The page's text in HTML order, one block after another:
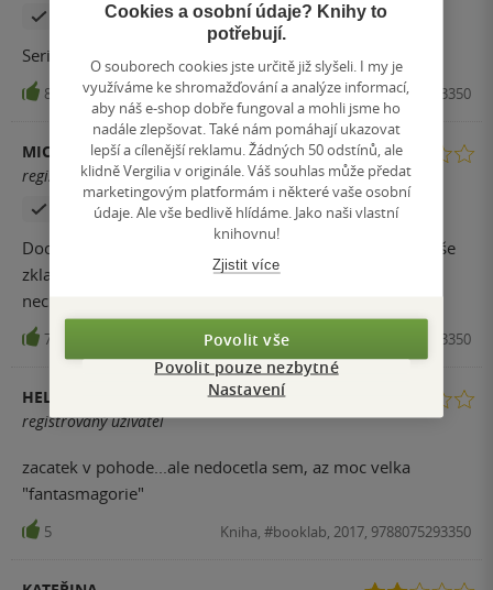
Zakoupil produkt
Seriál jsem neviděla a děj knihy nic moc
8 Kniha, #booklab, 2017, 9788075293350
MICHAELA LAURYCHOVÁ
registrovaný uživatel
Zakoupil produkt
Docela nudný děj, který ničím nezaujme. Knížka mě spíše
zklamala. Nebyla tam skoro žádná akce, u které bych
nechtěla odložit knížku a číst klidně do noci.
7 Kniha, #booklab, 2017, 9788075293350
HELENA HOFFMANOVÁ
registrovaný uživatel
zacatek v pohode...ale nedocetla sem, az moc velka
"fantasmagorie"
5 Kniha, #booklab, 2017, 9788075293350
Cookies a osobní údaje? Knihy to
potřebují.
O souborech cookies jste určitě již slyšeli. I my je
využíváme ke shromažďování a analýze informací,
aby náš e-shop dobře fungoval a mohli jsme ho
nadále zlepšovat. Také nám pomáhají ukazovat
lepší a cílenější reklamu. Žádných 50 odstínů, ale
klidně Vergilia v originále. Váš souhlas může předat
marketingovým platformám i některé vaše osobní
údaje. Ale vše bedlivě hlídáme. Jako naši vlastní
knihovnu!
Zjistit více
Povolit vše
Povolit pouze nezbytné
Nastavení